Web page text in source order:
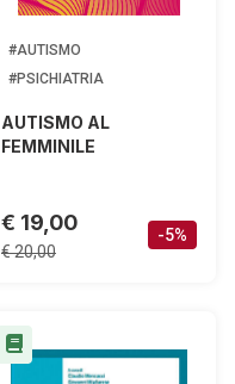
#AUTISMO
#PSICHIATRIA
AUTISMO AL
FEMMINILE
€ 19,00
€ 20,00
-5%